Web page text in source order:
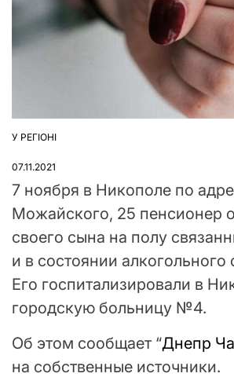
ОПУБЛІКУВАТИ
У РЕГІОНІ
07.11.2021
7 ноября в Никополе по
Можайского, 25 пенсионер
своего сына на полу
и в состоянии алкогольного
Его госпитализировали в
городскую больницу №4.
Об этом сообщает “Днепр
на собственные источники.